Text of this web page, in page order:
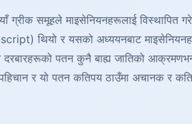
समूहले माइसेनियनहरूलाई विस्थापित
थियो र यसको अध्ययनबाट
पतन कुनै बाह्य जातिको
र यो पतन कतिपय ठाउँमा अचानक र